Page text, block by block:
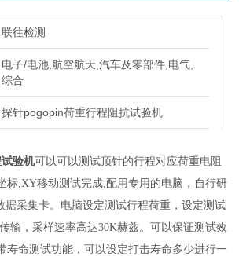
联往检测
电子/电池,航空航天,汽车及零部件,电气,
综合
探针pogopin荷重行程阻抗试验机
试验机可以可以测试顶针的行程对应荷重电阻
标 ,XY移动测试完成,配用专用的电脑，自行研
据采集卡。电脑设定测试行程荷重，设定测试
输，采样速率高达30K赫兹。可以保证测试效
寿命测试功能，可以设定打击寿命多少进行一